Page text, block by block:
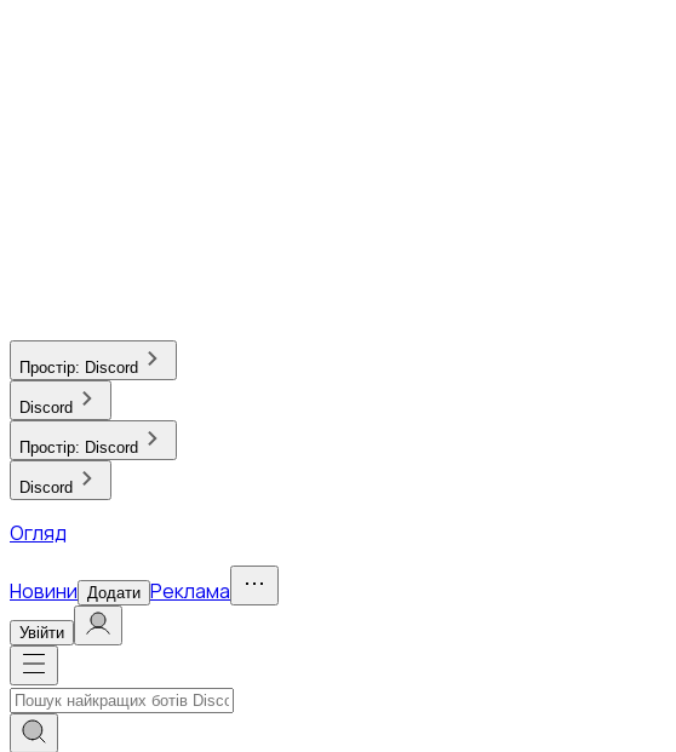
Простір: Discord
Discord
Простір: Discord
Discord
Огляд
Новини Додати Реклама
Увійти